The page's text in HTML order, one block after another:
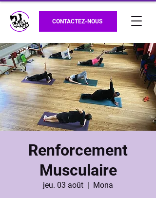
CONTACTEZ-NOUS
Renforcement
Musculaire
jeu. 03 août
  |
Mona